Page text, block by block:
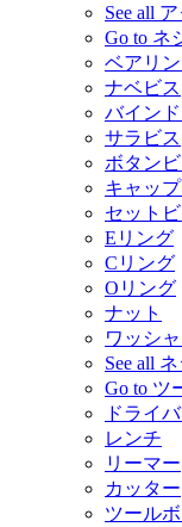
See all
Go to ネ
ベアリ
ナベビス
バイン
サラビス
ボタン
キャッ
セット
Eリング
Cリング
Oリング
ナット
ワッシ
See all
Go to ツ
ドライ
レンチ
リーマー
カッター
ツール